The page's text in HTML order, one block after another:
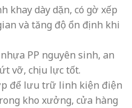
khay dày dặn, có gờ xếp
và tăng độ ổn định khi
PP nguyên sinh, an
vỡ, chịu lực tốt.
để lưu trữ linh kiện điện
kho xưởng, cửa hàng